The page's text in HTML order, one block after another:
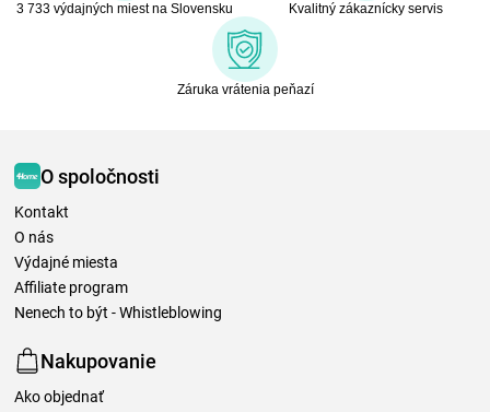
3 733 výdajných miest na Slovensku Kvalitný zákaznícky servis
Záruka vrátenia peňazí
O spoločnosti
Kontakt
O nás
Výdajné miesta
Affiliate program
Nenech to být - Whistleblowing
Nakupovanie
Ako objednať